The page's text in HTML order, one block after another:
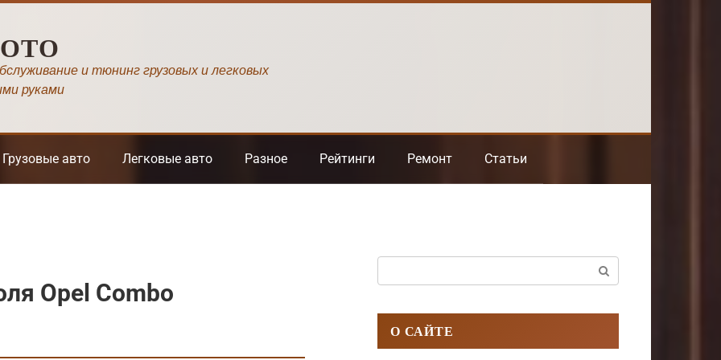
и тюнинг грузовых и легковых
руками
Грузовые авто Легковые авто Разное Рейтинги Ремонт Статьи
Opel Combo
О САЙТЕ